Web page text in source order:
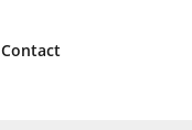
Contact